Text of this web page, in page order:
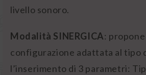
livello sonoro.
Modalità SINERGICA: propone
configurazione adattata al tipo
l’inserimento di 3 parametri: